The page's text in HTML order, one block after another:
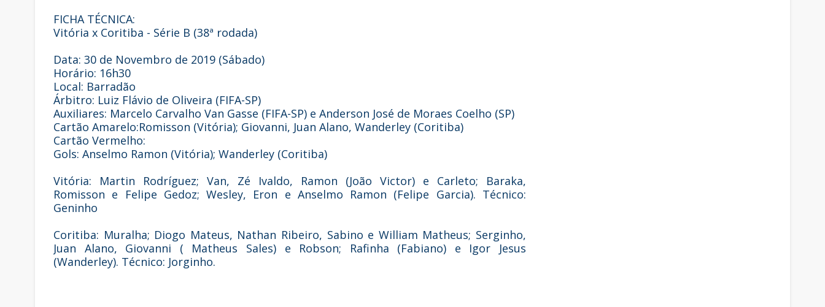
FICHA TÉCNICA:
Vitória x Coritiba - Série B (38ª rodada)
Data: 30 de Novembro de 2019 (Sábado)
Horário: 16h30
Local: Barradão
Árbitro: Luiz Flávio de Oliveira (FIFA-SP)
Auxiliares: Marcelo Carvalho Van Gasse (FIFA-SP) e Anderson José de Moraes Coelho (SP)
Cartão Amarelo:Romisson (Vitória); Giovanni, Juan Alano, Wanderley (Coritiba)
Cartão Vermelho:
Gols: Anselmo Ramon (Vitória); Wanderley (Coritiba)
Vitória: Martin Rodríguez; Van, Zé Ivaldo, Ramon (João Victor) e Carleto; Baraka,
Romisson e Felipe Gedoz; Wesley, Eron e Anselmo Ramon (Felipe Garcia). Técnico:
Geninho
Coritiba: Muralha; Diogo Mateus, Nathan Ribeiro, Sabino e William Matheus; Serginho,
Juan Alano, Giovanni ( Matheus Sales) e Robson; Rafinha (Fabiano) e Igor Jesus
(Wanderley). Técnico: Jorginho.